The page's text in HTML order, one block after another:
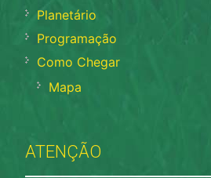
Planetário
Programação
Como Chegar
Mapa
ATENÇÃO